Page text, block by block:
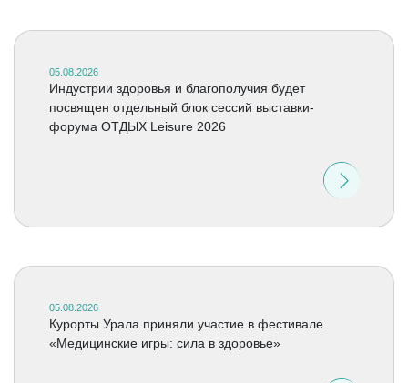
05.08.2026
Индустрии здоровья и благополучия будет
посвящен отдельный блок сессий выставки-
форума ОТДЫХ Leisure 2026
05.08.2026
Курорты Урала приняли участие в фестивале
«Медицинские игры: сила в здоровье»